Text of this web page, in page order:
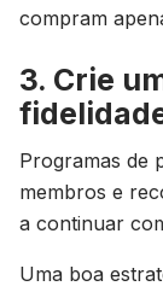
compram
3. Crie
Programas de
membros e
a continuar
Uma boa